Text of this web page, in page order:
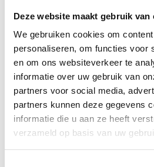
Deze website maakt gebruik van
We gebruiken cookies om
personaliseren, om functies voor
en om ons websiteverkeer te
informatie over uw gebruik van
partners voor social media,
partners kunnen deze gegevens
informatie die u aan ze heeft
verzameld op basis van uw
Recent Posts
Recent
Geen reacties om weer te geven.